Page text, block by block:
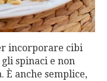
incorporare cibi
spinaci e non
È anche semplice,